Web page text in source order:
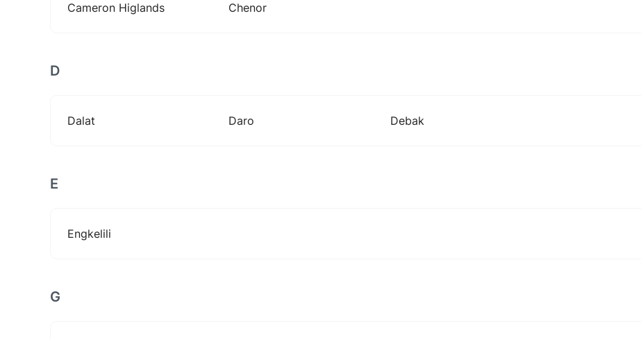
Cameron Higlands Chenor
D
Dalat Daro Debak
E
Engkelili
G